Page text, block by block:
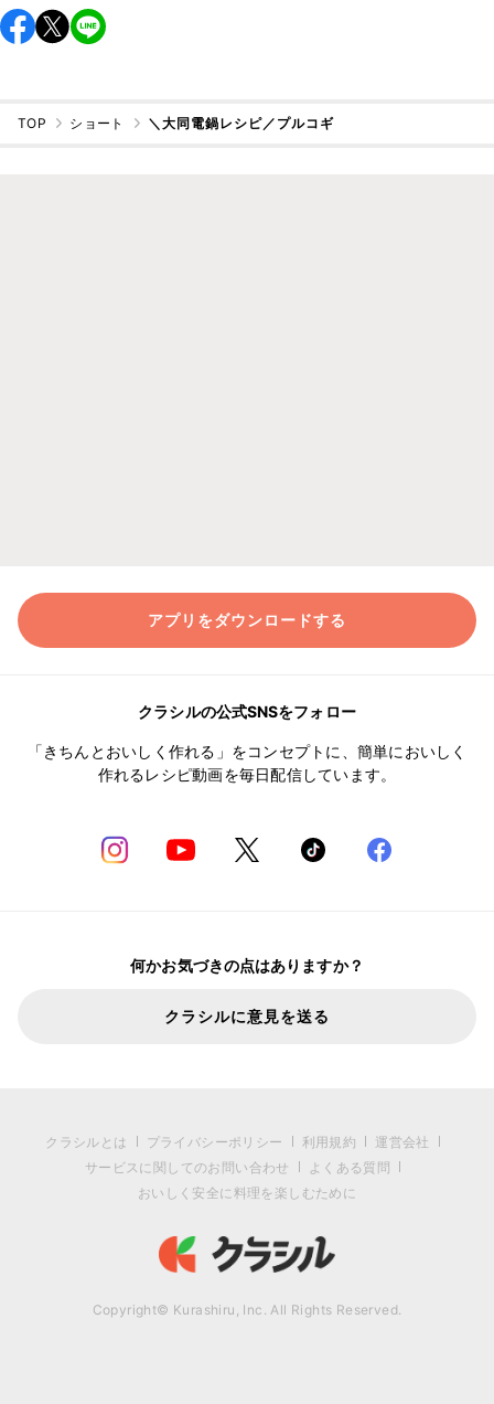
TOP ショート ＼大同電鍋レシピ／プルコギ
アプリをダウンロードする
クラシルの公式SNSをフォロー
「きちんとおいしく作れる」をコンセプトに、簡単においしく
作れるレシピ動画を毎日配信しています。
何かお気づきの点はありますか？
クラシルに意見を送る
クラシルとは プライバシーポリシー 利用規約
運営会社
サービスに関してのお問い合わせ
よくある質問
おいしく安全に料理を楽しむために
Copyright© Kurashiru, Inc. All Rights Reserved.